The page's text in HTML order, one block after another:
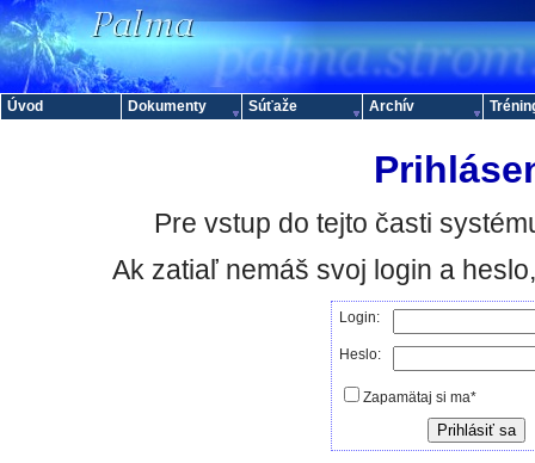
Pre vstup do tejto časti
Ak zatiaľ nemáš svoj login a
Login:
Heslo:
Zapamätaj si ma*
Úvod Dokumenty Súťaže Archív